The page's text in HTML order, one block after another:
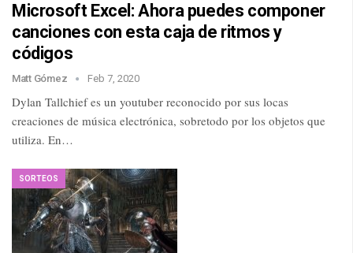
Microsoft Excel: Ahora puedes componer
canciones con esta caja de ritmos y
códigos
Matt Gómez Feb 7, 2020
Dylan Tallchief es un youtuber reconocido por sus locas
creaciones de música electrónica, sobretodo por los objetos que
utiliza. En…
SORTEOS